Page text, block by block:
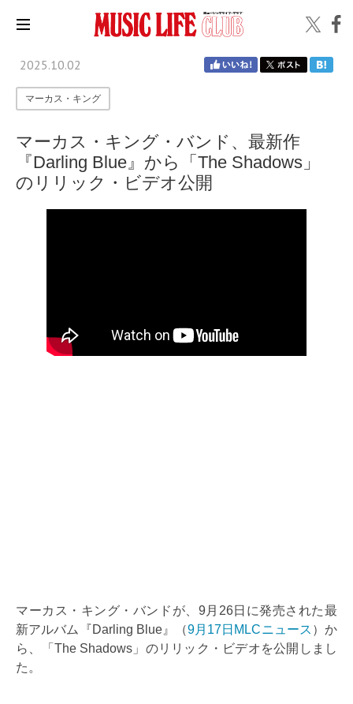
2025.10.02
マーカス・キング
マーカス・キング・バンド、最新作
『Darling Blue』から「The Shadows」
のリリック・ビデオ公開
マーカス・キング・バンドが、9月26日に発売された最
新アルバム『Darling Blue』（9月17日MLCニュース ）か
ら、「The Shadows」のリリック・ビデオを公開しまし
た。